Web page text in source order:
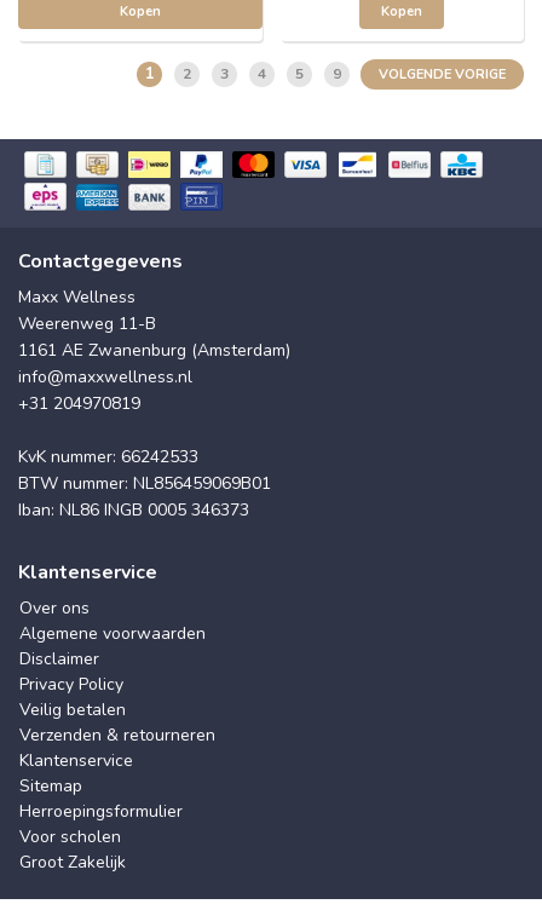
Kopen Kopen
1 2 3 4 5 9 VOLGENDE VORIGE
Contactgegevens
Maxx Wellness
Weerenweg 11-B
1161 AE Zwanenburg (Amsterdam)
info@maxxwellness.nl
+31 204970819
KvK nummer: 66242533
BTW nummer: NL856459069B01
Iban: NL86 INGB 0005 346373
Klantenservice
Over ons
Algemene voorwaarden
Disclaimer
Privacy Policy
Veilig betalen
Verzenden & retourneren
Klantenservice
Sitemap
Herroepingsformulier
Voor scholen
Groot Zakelijk